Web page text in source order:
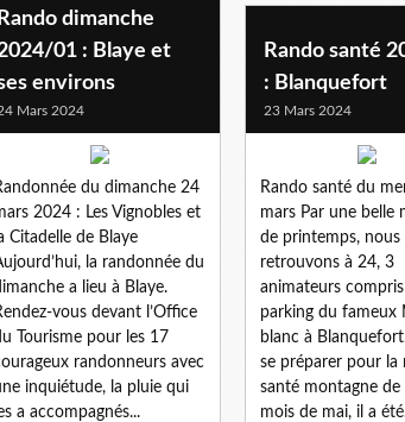
Rando dimanche
01 : Blaye et
environs
Mars 2024
du dimanche 24
2024 : Les Vignobles et
Citadelle de Blaye
la randonnée du
a lieu à Blaye.
vous devant l’Office
Tourisme pour les 17
randonneurs avec
inquiétude, la pluie qui
a accompagnés...
Rando santé
: Blanquefort
23 Mars 2024
Rando santé du
mars Par une belle
de printemps, nous
retrouvons à 24, 3
animateurs
parking du fameux
blanc à
se préparer pour la
santé montagne de
mois de mai, il a